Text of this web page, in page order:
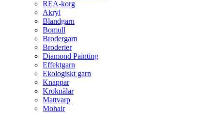
REA-korg
Akryl
Blandgarn
Bomull
Brodergarn
Broderier
Diamond Painting
Effektgarn
Ekologiskt garn
Knappar
Kroknålar
Mattvarp
Mohair